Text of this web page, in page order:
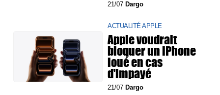
21/07 Dargo
ACTUALITÉ APPLE
Apple voudrait
bloquer un iPhone
loué en cas
d'impayé
21/07 Dargo